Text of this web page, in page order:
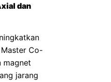
dan
Co-
magnet
jarang